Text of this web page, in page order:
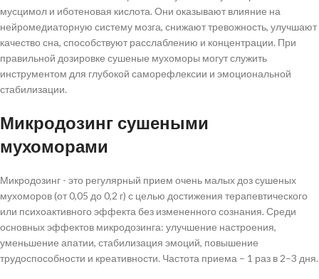
мусцимол и иботеновая кислота. Они оказывают влияние на
нейромедиаторную систему мозга, снижают тревожность, улучшают
качество сна, способствуют расслаблению и концентрации. При
правильной дозировке сушеные мухоморы могут служить
инструментом для глубокой саморефлексии и эмоциональной
стабилизации.
Микродозинг сушеными
мухоморами
Микродозинг - это регулярный прием очень малых доз сушеных
мухоморов (от 0,05 до 0,2 г) с целью достижения терапевтического
или психоактивного эффекта без измененного сознания. Среди
основных эффектов микродозинга: улучшение настроения,
уменьшение апатии, стабилизация эмоций, повышение
трудоспособности и креативности. Частота приема – 1 раз в 2–3 дня.